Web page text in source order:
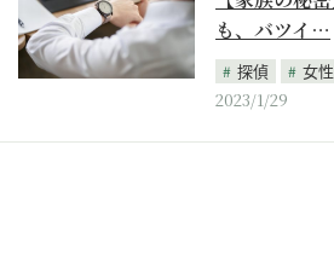
も、バツイ…
探偵
女
2023/1/29